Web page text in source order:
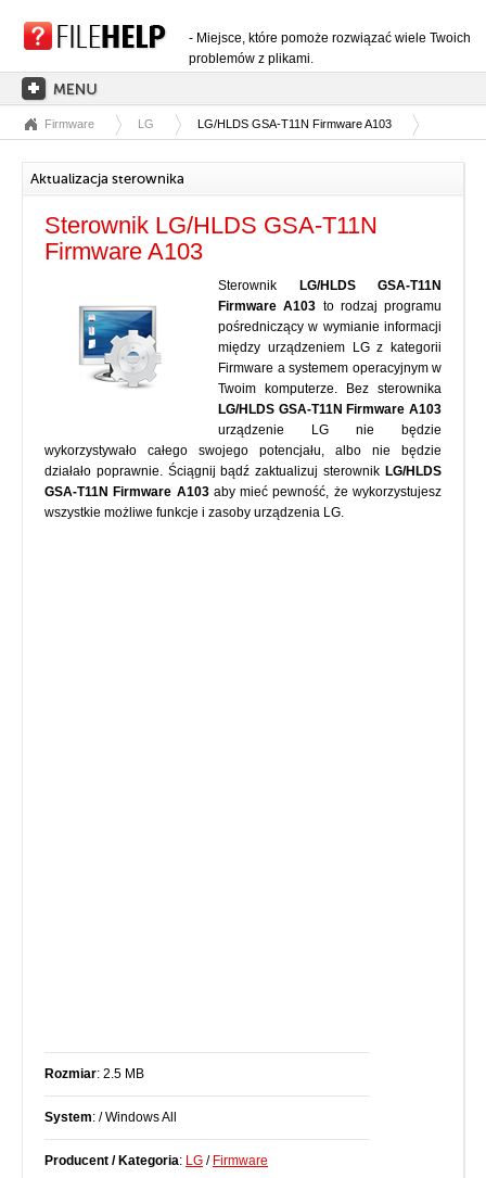
- Miejsce, które pomoże rozwiązać wiele Twoich
problemów z plikami.
STRONA GŁÓWNA
KATEGORIE ROZSZERZEŃ
PLIKI DLL
PROGRAMY
Firmware LG LG/HLDS GSA-T11N Firmware A103
Aktualizacja sterownika
Sterownik LG/HLDS GSA-T11N
Firmware A103
Sterownik
LG/HLDS GSA-T11N
Firmware A103 to rodzaj programu
pośredniczący w wymianie informacji
między urządzeniem LG z kategorii
Firmware a systemem operacyjnym w
Twoim komputerze. Bez sterownika
LG/HLDS GSA-T11N Firmware A103
urządzenie LG nie będzie
wykorzystywało całego swojego potencjału, albo nie będzie
działało poprawnie. Ściągnij bądź zaktualizuj sterownik LG/HLDS
GSA-T11N Firmware A103aby mieć pewność, że wykorzystujesz
wszystkie możliwe funkcje i zasoby urządzenia LG.
Rozmiar: 2.5 MB
System: / Windows All
Producent / Kategoria: LG / Firmware